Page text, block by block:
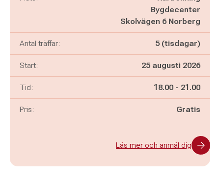
Bygdecenter
Skolvägen 6 Norberg
Antal träffar: 5 (tisdagar)
Start: 25 augusti 2026
Tid: Pågår mellan
18.00 - och
21.00
Pris: Gratis
Läs mer och anmäl dig